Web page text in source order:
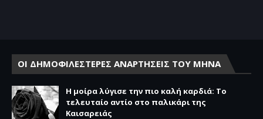
ΟΙ ΔΗΜΟΦΙΛΕΣΤΕΡΕΣ ΑΝΑΡΤΗΣΕΙΣ ΤΟΥ ΜΗΝΑ
Η μοίρα λύγισε την πιο καλή καρδιά: Το
τελευταίο αντίο στο παλικάρι της
Καισαρειάς